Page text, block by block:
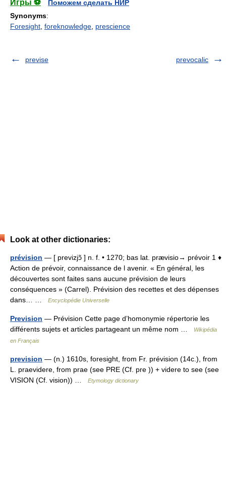
Игры ⚽
Поможем сделать НИР
Synonyms:
Foresight foreknowledge prescience
previse prevocalic
Look at other dictionaries:
prévision — [ previzjɔ̃ ] n. f. • 1270; bas lat. prævisio→ prévoir 1 ♦
Action de prévoir, connaissance de l avenir. « En général, les
découvertes sont faites sans aucune prévision de leurs
conséquences » (Carrel). Prévision des recettes et des dépenses
dans… …
Encyclopédie Universelle
Prevision — Prévision Cette page d’homonymie répertorie les
différents sujets et articles partageant un même nom …
Wikipédia
en Français
prevision — (n.) 1610s, foresight, from Fr. prévision (14c.), from
L. praevidere, from prae (see PRE (Cf. pre )) + videre to see (see
VISION (Cf. vision)) …
Etymology dictionary